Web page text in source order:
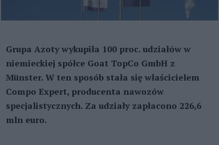
Grupa Azoty wykupiła 100 proc. udziałów w
niemieckiej spółce Goat TopCo GmbH z
Münster. W ten sposób stała się właścicielem
Compo Expert, producenta nawozów
specjalistycznych. Za udziały zapłacono 226,6
mln euro.